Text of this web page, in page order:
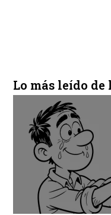
Lo más leído de